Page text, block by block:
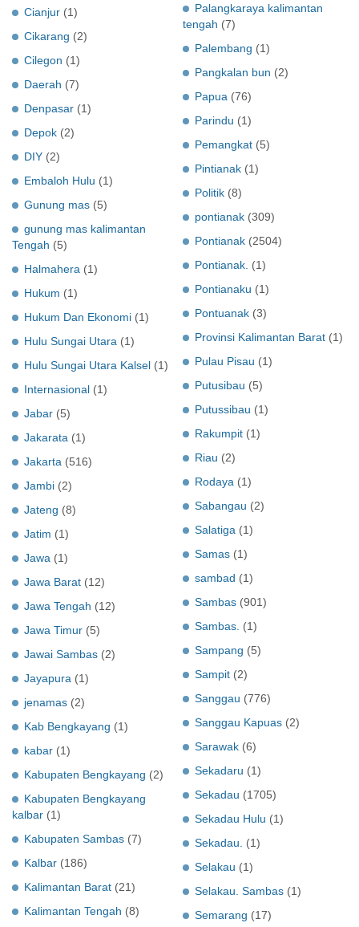
Cianjur (1)
Cikarang (2)
Cilegon (1)
Daerah (7)
Denpasar (1)
Depok (2)
DIY (2)
Embaloh Hulu (1)
Gunung mas (5)
gunung mas kalimantan
Tengah (5)
Halmahera (1)
Hukum (1)
Hukum Dan Ekonomi (1)
Hulu Sungai Utara (1)
Hulu Sungai Utara Kalsel (1)
Internasional (1)
Jabar (5)
Jakarata (1)
Jakarta (516)
Jambi (2)
Jateng (8)
Jatim (1)
Jawa (1)
Jawa Barat (12)
Jawa Tengah (12)
Jawa Timur (5)
Jawai Sambas (2)
Jayapura (1)
jenamas (2)
Kab Bengkayang (1)
kabar (1)
Kabupaten Bengkayang (2)
Kabupaten Bengkayang
kalbar (1)
Kabupaten Sambas (7)
Kalbar (186)
Kalimantan Barat (21)
Kalimantan Tengah (8)
Palangkaraya kalimantan
tengah (7)
Palembang (1)
Pangkalan bun (2)
Papua (76)
Parindu (1)
Pemangkat (5)
Pintianak (1)
Politik (8)
pontianak (309)
Pontianak (2504)
Pontianak. (1)
Pontianaku (1)
Pontuanak (3)
Provinsi Kalimantan Barat (1)
Pulau Pisau (1)
Putusibau (5)
Putussibau (1)
Rakumpit (1)
Riau (2)
Rodaya (1)
Sabangau (2)
Salatiga (1)
Samas (1)
sambad (1)
Sambas (901)
Sambas. (1)
Sampang (5)
Sampit (2)
Sanggau (776)
Sanggau Kapuas (2)
Sarawak (6)
Sekadaru (1)
Sekadau (1705)
Sekadau Hulu (1)
Sekadau.
(1)
Selakau (1)
Selakau. Sambas (1)
Semarang (17)